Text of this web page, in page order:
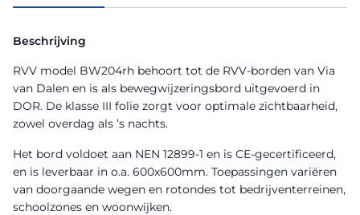
Beschrijving
RVV model BW204rh behoort tot de RVV-borden van Via
van Dalen en is als bewegwijzeringsbord uitgevoerd in
DOR. De klasse III folie zorgt voor optimale zichtbaarheid,
zowel overdag als ’s nachts.
Het bord voldoet aan NEN 12899-1 en is CE-gecertificeerd,
en is leverbaar in o.a. 600x600mm. Toepassingen variëren
van doorgaande wegen en rotondes tot bedrijventerreinen,
schoolzones en woonwijken.